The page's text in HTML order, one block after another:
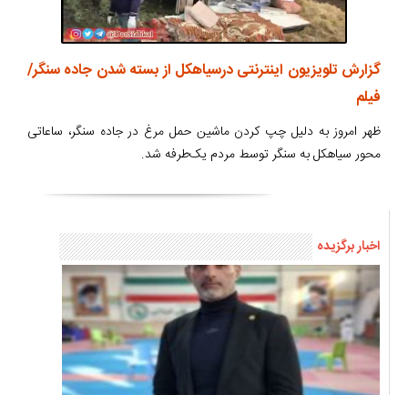
گزارش تلویزیون اینترنتی درسیاهکل از بسته شدن جاده سنگر/
فیلم
ظهر امروز به دلیل چپ کردن ماشین حمل مرغ در جاده سنگر، ساعاتی
محور سیاهکل به سنگر توسط مردم یک‌طرفه شد.
اخبار برگزیده